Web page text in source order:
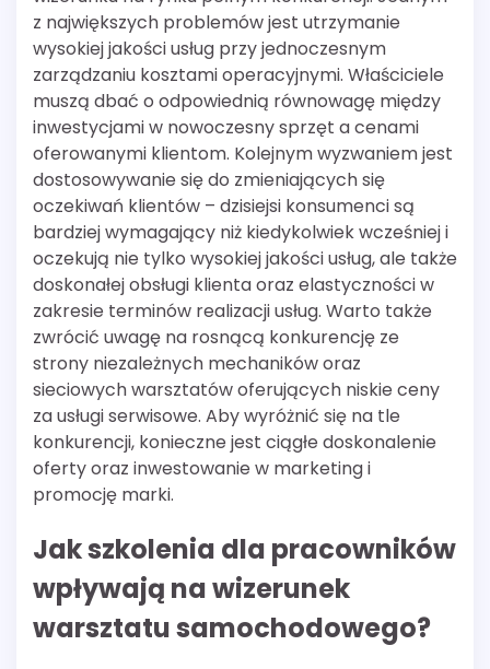
z największych problemów jest utrzymanie
wysokiej jakości usług przy jednoczesnym
zarządzaniu kosztami operacyjnymi. Właściciele
muszą dbać o odpowiednią równowagę między
inwestycjami w nowoczesny sprzęt a cenami
oferowanymi klientom. Kolejnym wyzwaniem jest
dostosowywanie się do zmieniających się
oczekiwań klientów – dzisiejsi konsumenci są
bardziej wymagający niż kiedykolwiek wcześniej i
oczekują nie tylko wysokiej jakości usług, ale także
doskonałej obsługi klienta oraz elastyczności w
zakresie terminów realizacji usług. Warto także
zwrócić uwagę na rosnącą konkurencję ze
strony niezależnych mechaników oraz
sieciowych warsztatów oferujących niskie ceny
za usługi serwisowe. Aby wyróżnić się na tle
konkurencji, konieczne jest ciągłe doskonalenie
oferty oraz inwestowanie w marketing i
promocję marki.
Jak szkolenia dla pracowników
wpływają na wizerunek
warsztatu samochodowego?